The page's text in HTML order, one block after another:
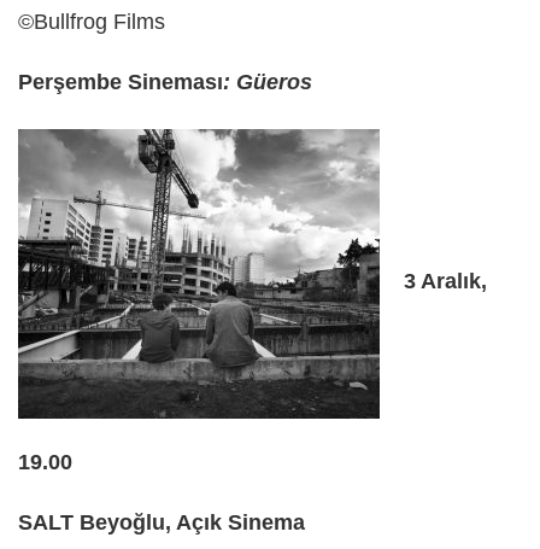
©Bullfrog Films
Perşembe Sineması: Güeros
3 Aralık,
19.00
SALT Beyoğlu, Açık Sinema